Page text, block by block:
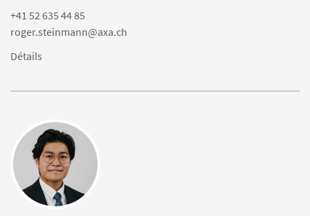
+41 52 635 44 85
roger.steinmann@axa.ch
Détails